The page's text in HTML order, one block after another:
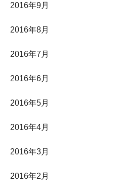
2016年9月
2016年8月
2016年7月
2016年6月
2016年5月
2016年4月
2016年3月
2016年2月